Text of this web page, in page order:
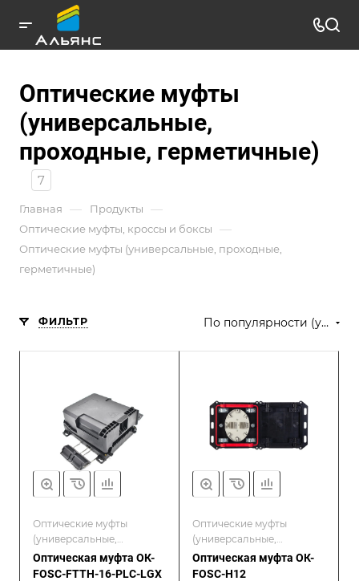
Оптические муфты
(универсальные,
проходные, герметичные)
7
Главная — Продукты —
Оптические муфты, кроссы и боксы —
Оптические муфты (универсальные, проходные,
герметичные)
ФИЛЬТР По популярности (убывание)
Оптические муфты
(универсальные,
проходные, герметичные)
Оптическая муфта ОК-
FOSC-FTTH-16-PLC-LGX
Оптические муфты
(универсальные,
проходные, герметичные)
Оптическая муфта ОК-
FOSC-Н12